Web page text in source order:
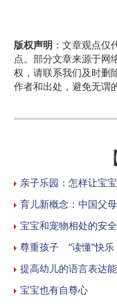
版权声明 ：文章观点
点。部分文章来源于网
权，请联系我们及时删
作者和出处，避免无谓
亲子乐园：怎样让宝
育儿新概念：中国父
宝宝和宠物相处的安
尊重孩子 “读懂”快乐
提高幼儿的语言表达
宝宝也有自尊心